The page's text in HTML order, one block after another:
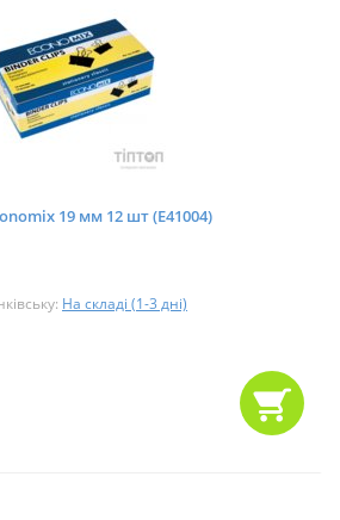
19 мм 12 шт (E41004)
На складі (1-3 дні)